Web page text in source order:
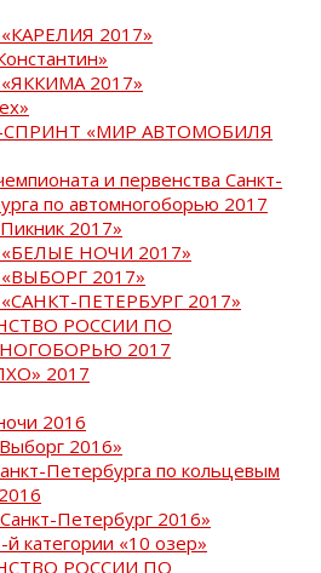
2017»
2017»
«МИР АВТОМОБИЛЯ
и первенства Санкт-
по автомногоборью 2017
2017»
НОЧИ 2017»
2017»
ПЕТЕРБУРГ 2017»
РОССИИ ПО
2017
2017
2016
2016»
Петербурга по кольцевым
Петербург 2016»
й категории «10 озер»
РОССИИ ПО